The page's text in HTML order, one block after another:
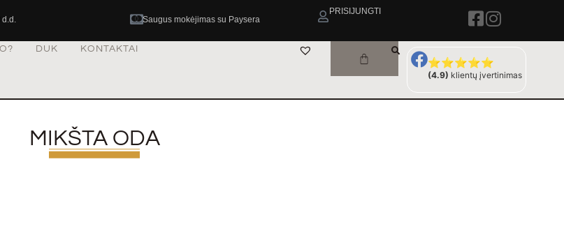
Saugus mokėjimas su Paysera
PRISIJUNGTI
DUK KONTAKTAI
⭐⭐⭐⭐⭐
(4.9) klientų įvertinimas
MIKŠTA ODA